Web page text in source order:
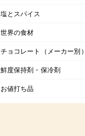
塩とスパイス
世界の食材
チョコレート（メーカー別）
鮮度保持剤・保冷剤
お値打ち品